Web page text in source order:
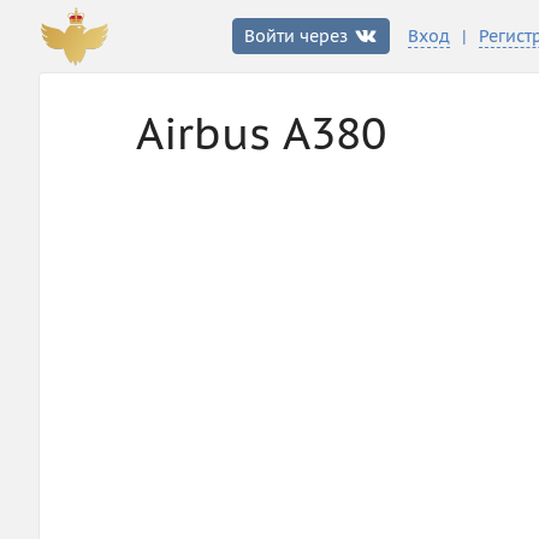
Войти через Вход |
Airbus А380